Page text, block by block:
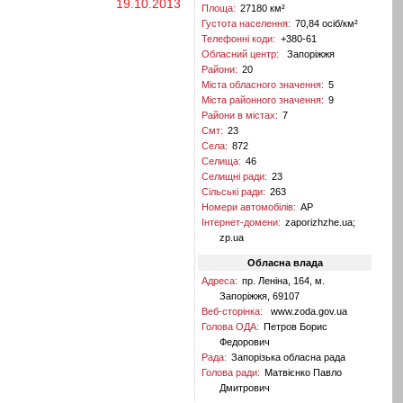
Площа: 27180 км²
Густота населення: 70,84 осіб/км²
Телефонні коди: +380-61
Обласний центр:
Запоріжжя
Райони: 20
Міста обласного значення: 5
Міста районного значення: 9
Райони в містах: 7
Смт: 23
Села: 872
Селища: 46
Селищні ради: 23
Сільські ради: 263
Номери автомобілів: AP
Інтернет-домени: zaporizhzhe.ua;
zp.ua
Обласна влада
Адреса: пр. Леніна, 164, м.
Запоріжжя, 69107
Веб-сторінка:
www.zoda.gov.ua
Голова ОДА: Петров Борис
Федорович
Рада: Запорізька обласна рада
Голова ради: Матвієнко Павло
Дмитрович
19.10.2013